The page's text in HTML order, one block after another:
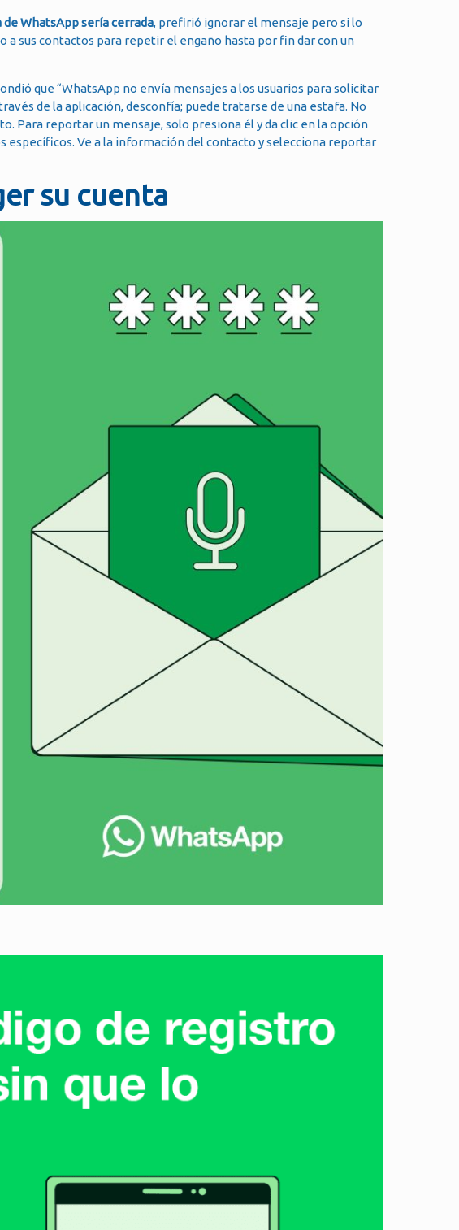
WhatsApp sería cerrada, prefirió ignorar el mensaje pero si lo
sus contactos para repetir el engaño hasta por fin dar con un
que “WhatsApp no envía mensajes a los usuarios para solicitar
de la aplicación, desconfía; puede tratarse de una estafa. No
Para reportar un mensaje, solo presiona él y da clic en la opción
Ve a la información del contacto y selecciona reportar
su cuenta